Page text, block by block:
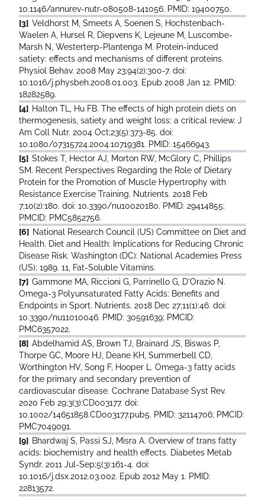
10.1146/annurev-nutr-080508-141056. PMID: 19400750.
[3] Veldhorst M, Smeets A, Soenen S, Hochstenbach-
Waelen A, Hursel R, Diepvens K, Lejeune M, Luscombe-
Marsh N, Westerterp-Plantenga M. Protein-induced
satiety: effects and mechanisms of different proteins.
Physiol Behav. 2008 May 23;94(2):300-7. doi:
10.1016/j.physbeh.2008.01.003. Epub 2008 Jan 12. PMID:
18282589.
[4] Halton TL, Hu FB. The effects of high protein diets on
thermogenesis, satiety and weight loss: a critical review. J
Am Coll Nutr. 2004 Oct;23(5):373-85. doi:
10.1080/07315724.2004.10719381. PMID: 15466943.
[5] Stokes T, Hector AJ, Morton RW, McGlory C, Phillips
SM. Recent Perspectives Regarding the Role of Dietary
Protein for the Promotion of Muscle Hypertrophy with
Resistance Exercise Training. Nutrients. 2018 Feb
7;10(2):180. doi: 10.3390/nu10020180. PMID: 29414855;
PMCID: PMC5852756.
[6] National Research Council (US) Committee on Diet and
Health. Diet and Health: Implications for Reducing Chronic
Disease Risk. Washington (DC): National Academies Press
(US); 1989. 11, Fat-Soluble Vitamins.
[7] Gammone MA, Riccioni G, Parrinello G, D'Orazio N.
Omega-3 Polyunsaturated Fatty Acids: Benefits and
Endpoints in Sport. Nutrients. 2018 Dec 27;11(1):46. doi:
10.3390/nu11010046. PMID: 30591639; PMCID:
PMC6357022.
[8] Abdelhamid AS, Brown TJ, Brainard JS, Biswas P,
Thorpe GC, Moore HJ, Deane KH, Summerbell CD,
Worthington HV, Song F, Hooper L. Omega-3 fatty acids
for the primary and secondary prevention of
cardiovascular disease. Cochrane Database Syst Rev.
2020 Feb 29;3(3):CD003177. doi:
10.1002/14651858.CD003177.pub5. PMID: 32114706; PMCID:
PMC7049091.
[9] Bhardwaj S, Passi SJ, Misra A. Overview of trans fatty
acids: biochemistry and health effects. Diabetes Metab
Syndr. 2011 Jul-Sep;5(3):161-4. doi:
10.1016/j.dsx.2012.03.002. Epub 2012 May 1. PMID:
22813572.